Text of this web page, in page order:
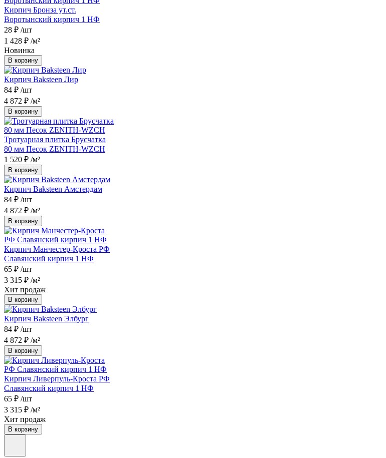
Кирпич Бронза ут.ст.
Воротынский кирпич 1 НФ
28 ₽ /шт
1 428 ₽ /м²
Новинка
В корзину
Кирпич Baksteen Лир
84 ₽ /шт
4 872 ₽ /м²
В корзину
Тротуарная плитка Брусчатка
80 мм Песок ZENITH-WZCH
1 520 ₽ /м²
В корзину
Кирпич Baksteen Амстердам
84 ₽ /шт
4 872 ₽ /м²
В корзину
Кирпич Манчестер-Кроста РФ
Славянский кирпич 1 НФ
65 ₽ /шт
3 315 ₽ /м²
Хит продаж
В корзину
Кирпич Baksteen Элбург
84 ₽ /шт
4 872 ₽ /м²
В корзину
Кирпич Ливерпуль-Кроста РФ
Славянский кирпич 1 НФ
65 ₽ /шт
3 315 ₽ /м²
Хит продаж
В корзину